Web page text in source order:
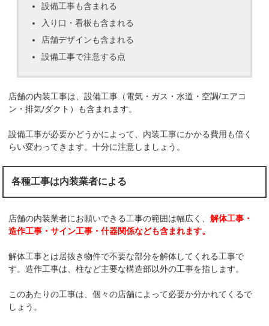
設備工事も含まれる
入り口・看板も含まれる
店舗デザインも含まれる
設備工事で注意する点
店舗の内装工事は、設備工事（電気・ガス・水道・空調/エアコ
ン・排気/ダクト）も含まれます。
設備工事が必要かどうかによって、内装工事にかかる費用も倍く
らい変わってきます。十分に注意しましょう。
各種工事は内装業者による
店舗の内装業者にお願いできる工事の範囲は幅広く、解体工事・
造作工事・サイン工事・什器関係なども含まれます。
解体工事とは居抜き物件で不要な部分を解体してくれる工事で
す。造作工事は、柱など主要な構造部以外の工事を指します。
このあたりの工事は、個々の店舗によって必要か分かれてくるで
しょう。